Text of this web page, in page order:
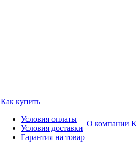
Как купить
Условия оплаты
Условия доставки
Гарантия на товар
О компании